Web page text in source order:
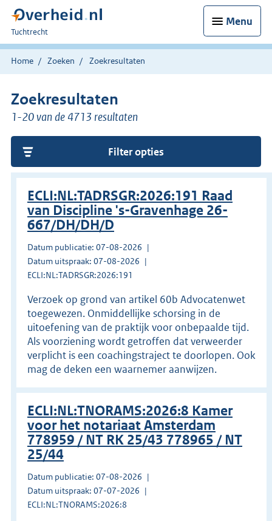
Menu
U
bent
hier:
Tuchtrecht
Home Zoeken Zoekresultaten
Zoekresultaten
1-20 van de 4713 resultaten
Filter opties
ECLI:NL:TADRSGR:2026:191 Raad
van Discipline 's-Gravenhage 26-
667/DH/DH/D
Datum publicatie: 07-08-2026
Datum uitspraak: 07-08-2026
ECLI:NL:TADRSGR:2026:191
Verzoek op grond van artikel 60b Advocatenwet
toegewezen. Onmiddellijke schorsing in de
uitoefening van de praktijk voor onbepaalde tijd.
Als voorziening wordt getroffen dat verweerder
verplicht is een coachingstraject te doorlopen. Ook
mag de deken een waarnemer aanwijzen.
ECLI:NL:TNORAMS:2026:8 Kamer
voor het notariaat Amsterdam
778959 / NT RK 25/43 778965 / NT
25/44
Datum publicatie: 07-08-2026
Datum uitspraak: 07-07-2026
ECLI:NL:TNORAMS:2026:8